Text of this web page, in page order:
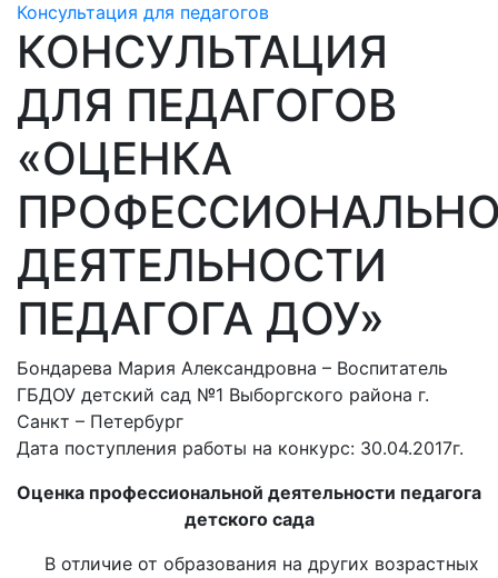
Консультация для педагогов
КОНСУЛЬТАЦИЯ
ДЛЯ ПЕДАГОГОВ
«ОЦЕНКА
ДЕЯТЕЛЬНОСТИ
ПЕДАГОГА ДОУ»
Бондарева Мария Александровна – Воспитатель
ГБДОУ детский сад №1 Выборгского района г.
Санкт – Петербург
Дата поступления работы на конкурс: 30.04.2017г.
Оценка профессиональной деятельности педагога
детского сада
В отличие от образования на других возрастных